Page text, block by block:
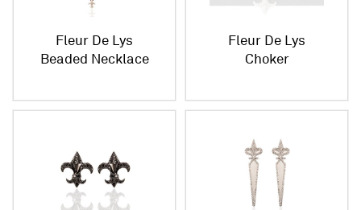
Fleur De Lys
Beaded Necklace
Fleur De Lys
Choker